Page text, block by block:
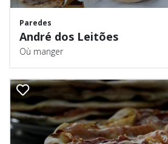
Paredes
André dos Leitões
Où manger